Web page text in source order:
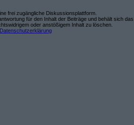
frei zugängliche Diskussionsplattform.
für den Inhalt der Beiträge und behält sich das
oder anstößigem Inhalt zu löschen.
Datenschutzerklärung